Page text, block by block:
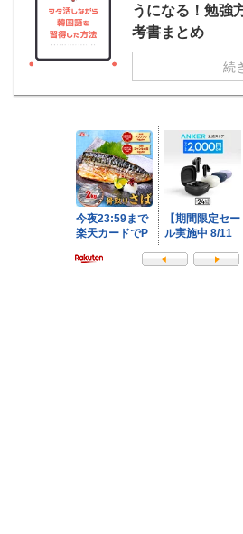
うになる！勉強
考書まとめ
続